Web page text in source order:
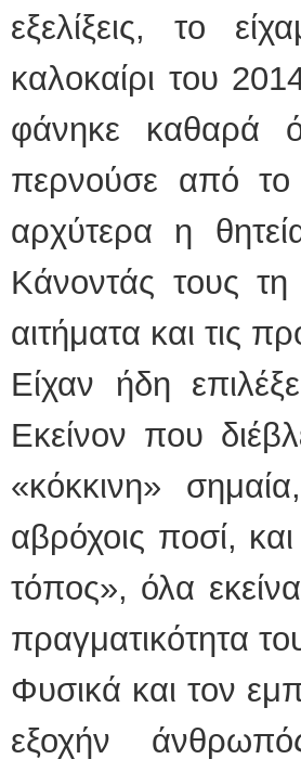
εξελίξεις, το
καλοκαίρι του
φάνηκε καθαρά
περνούσε από το
αρχύτερα η
Κάνοντάς τους
αιτήματα και τις
Είχαν ήδη
Εκείνον που
«κόκκινη»
αβρόχοις ποσί,
τόπος», όλα
πραγματικότητα
Φυσικά και τον
εξοχήν